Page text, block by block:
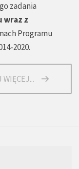
zadania
wraz z
Programu
2020.
WIĘCEJ...